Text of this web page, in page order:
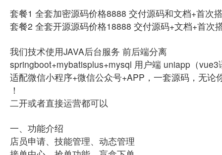
套餐1 全套加密源码价格8888 交付源码和文档+首次
套餐2 全套开源源码价格18888 交付源码+文档+首次
我们技术使用JAVA后台服务 前后端分离
springboot+mybatisplus+mysql 用户端 uniapp（
适配微信小程序+微信公众号+APP，一套源码，无
！
二开或者直接运营都可以
一、功能介绍
店员申请、技能管理、动态管理